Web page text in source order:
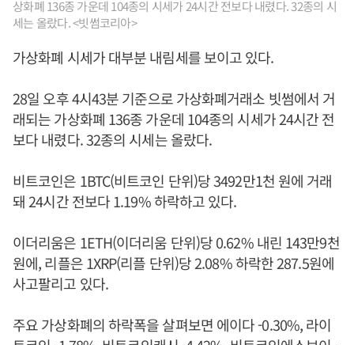
상화폐 136종 가운데 104종의 시세가 24시간 전보다 내렸다. 32종의 시
세는 올랐다. <빗썸코리아>
가상화폐 시세가 대부분 내림세를 보이고 있다.
28일 오후 4시43분 기준으로 가상화폐거래소 빗썸에서 거
래되는 가상화폐 136종 가운데 104종의 시세가 24시간 전
보다 내렸다. 32종의 시세는 올랐다.
비트코인은 1BTC(비트코인 단위)당 3492만1천 원에 거래
돼 24시간 전보다 1.19% 하락하고 있다.
이더리움은 1ETH(이더리움 단위)당 0.62% 내린 143만9천
원에, 리플은 1XRP(리플 단위)당 2.08% 하락한 287.5원에
사고팔리고 있다.
주요 가상화폐의 하락폭을 살펴보면 에이다 -0.30%, 라이